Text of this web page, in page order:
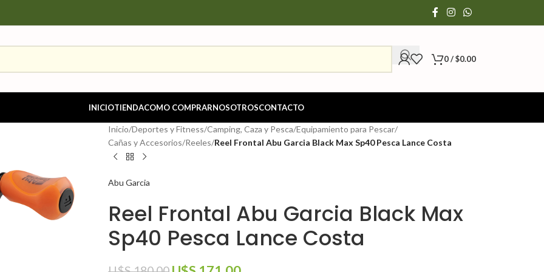
0/$0.00
INICIOTIENDACOMO COMPRARNOSOTROSCONTACTO
Inicio/Deportes y Fitness/Camping, Caza y Pesca/Equipamiento para Pescar/
Cañas y Accesorios/Reeles/Reel Frontal Abu Garcia Black Max Sp40 Pesca Lance Costa
Abu Garcia
Reel Frontal Abu Garcia Black Max
Sp40 Pesca Lance Costa